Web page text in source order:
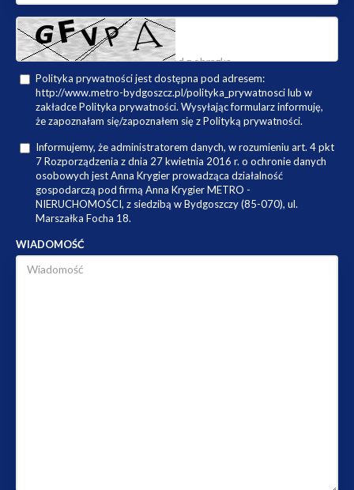
Polityka prywatności jest dostępna pod adresem:
http://www.metro-bydgoszcz.pl/polityka_prywatnosci lub w
zakładce Polityka prywatności. Wysyłając formularz informuję,
że zapoznałam się/zapoznałem się z Polityką prywatności.
Informujemy, że administratorem danych, w rozumieniu art. 4 pkt
7 Rozporządzenia z dnia 27 kwietnia 2016 r. o ochronie danych
osobowych jest Anna Krygier prowadząca działalność
gospodarczą pod firmą Anna Krygier METRO -
NIERUCHOMOŚCI, z siedzibą w Bydgoszczy (85-070), ul.
Marszałka Focha 18.
WIADOMOŚĆ